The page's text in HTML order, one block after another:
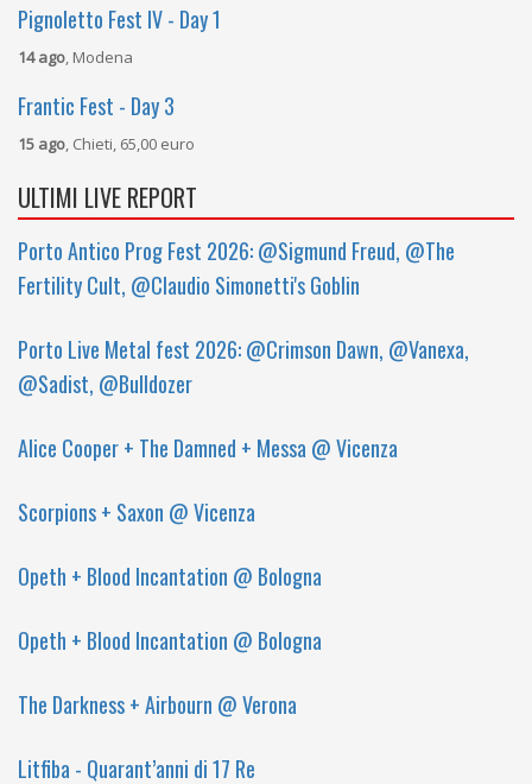
Pignoletto Fest IV - Day 1
14 ago , Modena
Frantic Fest - Day 3
15 ago , Chieti, 65,00 euro
ULTIMI LIVE REPORT
Porto Antico Prog Fest 2026: @Sigmund Freud, @The
Fertility Cult, @Claudio Simonetti's Goblin
Porto Live Metal fest 2026: @Crimson Dawn, @Vanexa,
@Sadist, @Bulldozer
Alice Cooper + The Damned + Messa @ Vicenza
Scorpions + Saxon @ Vicenza
Opeth + Blood Incantation @ Bologna
Opeth + Blood Incantation @ Bologna
The Darkness + Airbourn @ Verona
Litfiba - Quarant’anni di 17 Re